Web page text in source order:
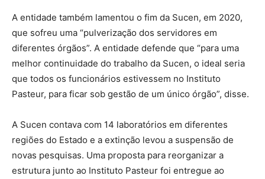
A entidade também lamentou o fim da Sucen, em 2020,
que sofreu uma “pulverização dos servidores em
diferentes órgãos”. A entidade defende que “para uma
melhor continuidade do trabalho da Sucen, o ideal seria
que todos os funcionários estivessem no Instituto
Pasteur, para ficar sob gestão de um único órgão”, disse.
A Sucen contava com 14 laboratórios em diferentes
regiões do Estado e a extinção levou a suspensão de
novas pesquisas. Uma proposta para reorganizar a
estrutura junto ao Instituto Pasteur foi entregue ao